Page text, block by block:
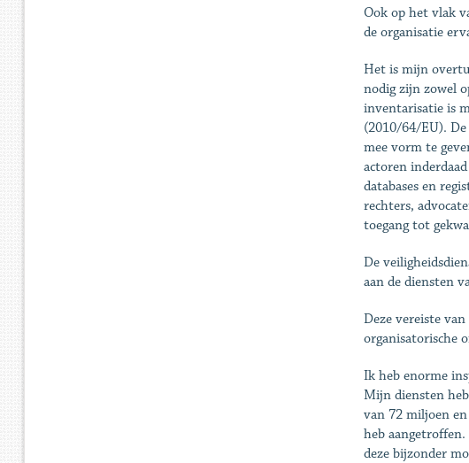
Ook op het vlak
de organisatie
Het is mijn
nodig zijn zowel
inventarisatie is
(2010/64/EU).
mee vorm te
actoren
databases en
rechters,
toegang tot
De
aan de diensten
Deze vereiste
organisatorische
Ik heb enorme
Mijn diensten
van 72 miljoen
heb aangetroffen.
deze bijzonder